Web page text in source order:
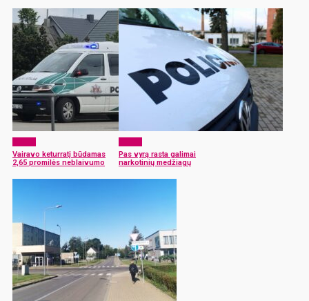
Vairavo keturratį būdamas
2,65 promilės neblaivumo
Pas vyrą rasta galimai
narkotinių medžiagų